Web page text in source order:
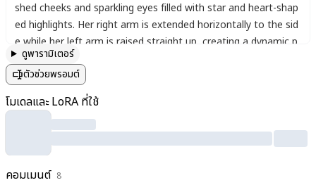
คอมเมนต์ 8
shed cheeks and sparkling eyes filled with star and heart-shap
ed highlights. Her right arm is extended horizontally to the sid
e while her left arm is raised straight up creating a dynamic p
ose. She wears a white dress with a red cross emblem
lizing her role as a platelet. The background is filled with sparkl
ing effects and floating symbols (stars and hearts)
her cute and energetic appearance. The composition is wide a
nd horizontal (5:3 aspect ratio)
to emphasize her playful pose. Her chestnut-colored lips are sl
ightly parted in a happy smile
outhful vibrancy.
ดูพารามิเตอร์
ตัวช่วยพรอมต์
โมเดลและ LoRA ที่ใช้